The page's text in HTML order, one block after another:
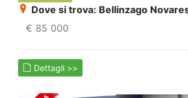
Dove si trova: Bellinzago
€ 85 000
Dettagli >>